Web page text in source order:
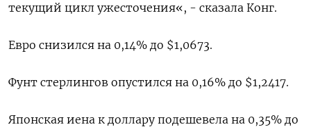
текущий цикл ужесточения«, - сказала Конг.
Евро снизился на 0,14% до $1,0673​.
Фунт стерлингов опустился на 0,16% до $1,2417​.
Японская иена к доллару подешевела на 0,35%​ до